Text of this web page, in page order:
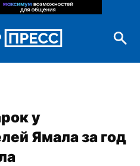
у
Ямала за год